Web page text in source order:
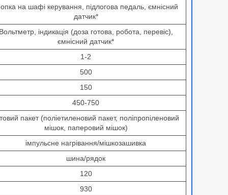
на шафі керування, підлогова педаль, ємнісний
датчик*
індикація (доза готова, робота, перевіс),
ємнісний датчик*
1-2
500
150
450-750
пакет (поліетиленовий пакет, поліпропіленовий
мішок, паперовий мішок)
імпульсне нагрівання/мішкозашивка
шина/рядок
120
930